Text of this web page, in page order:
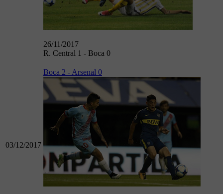
26/11/2017
R. Central 1 - Boca 0
03/12/2017
Boca 2 - Arsenal 0